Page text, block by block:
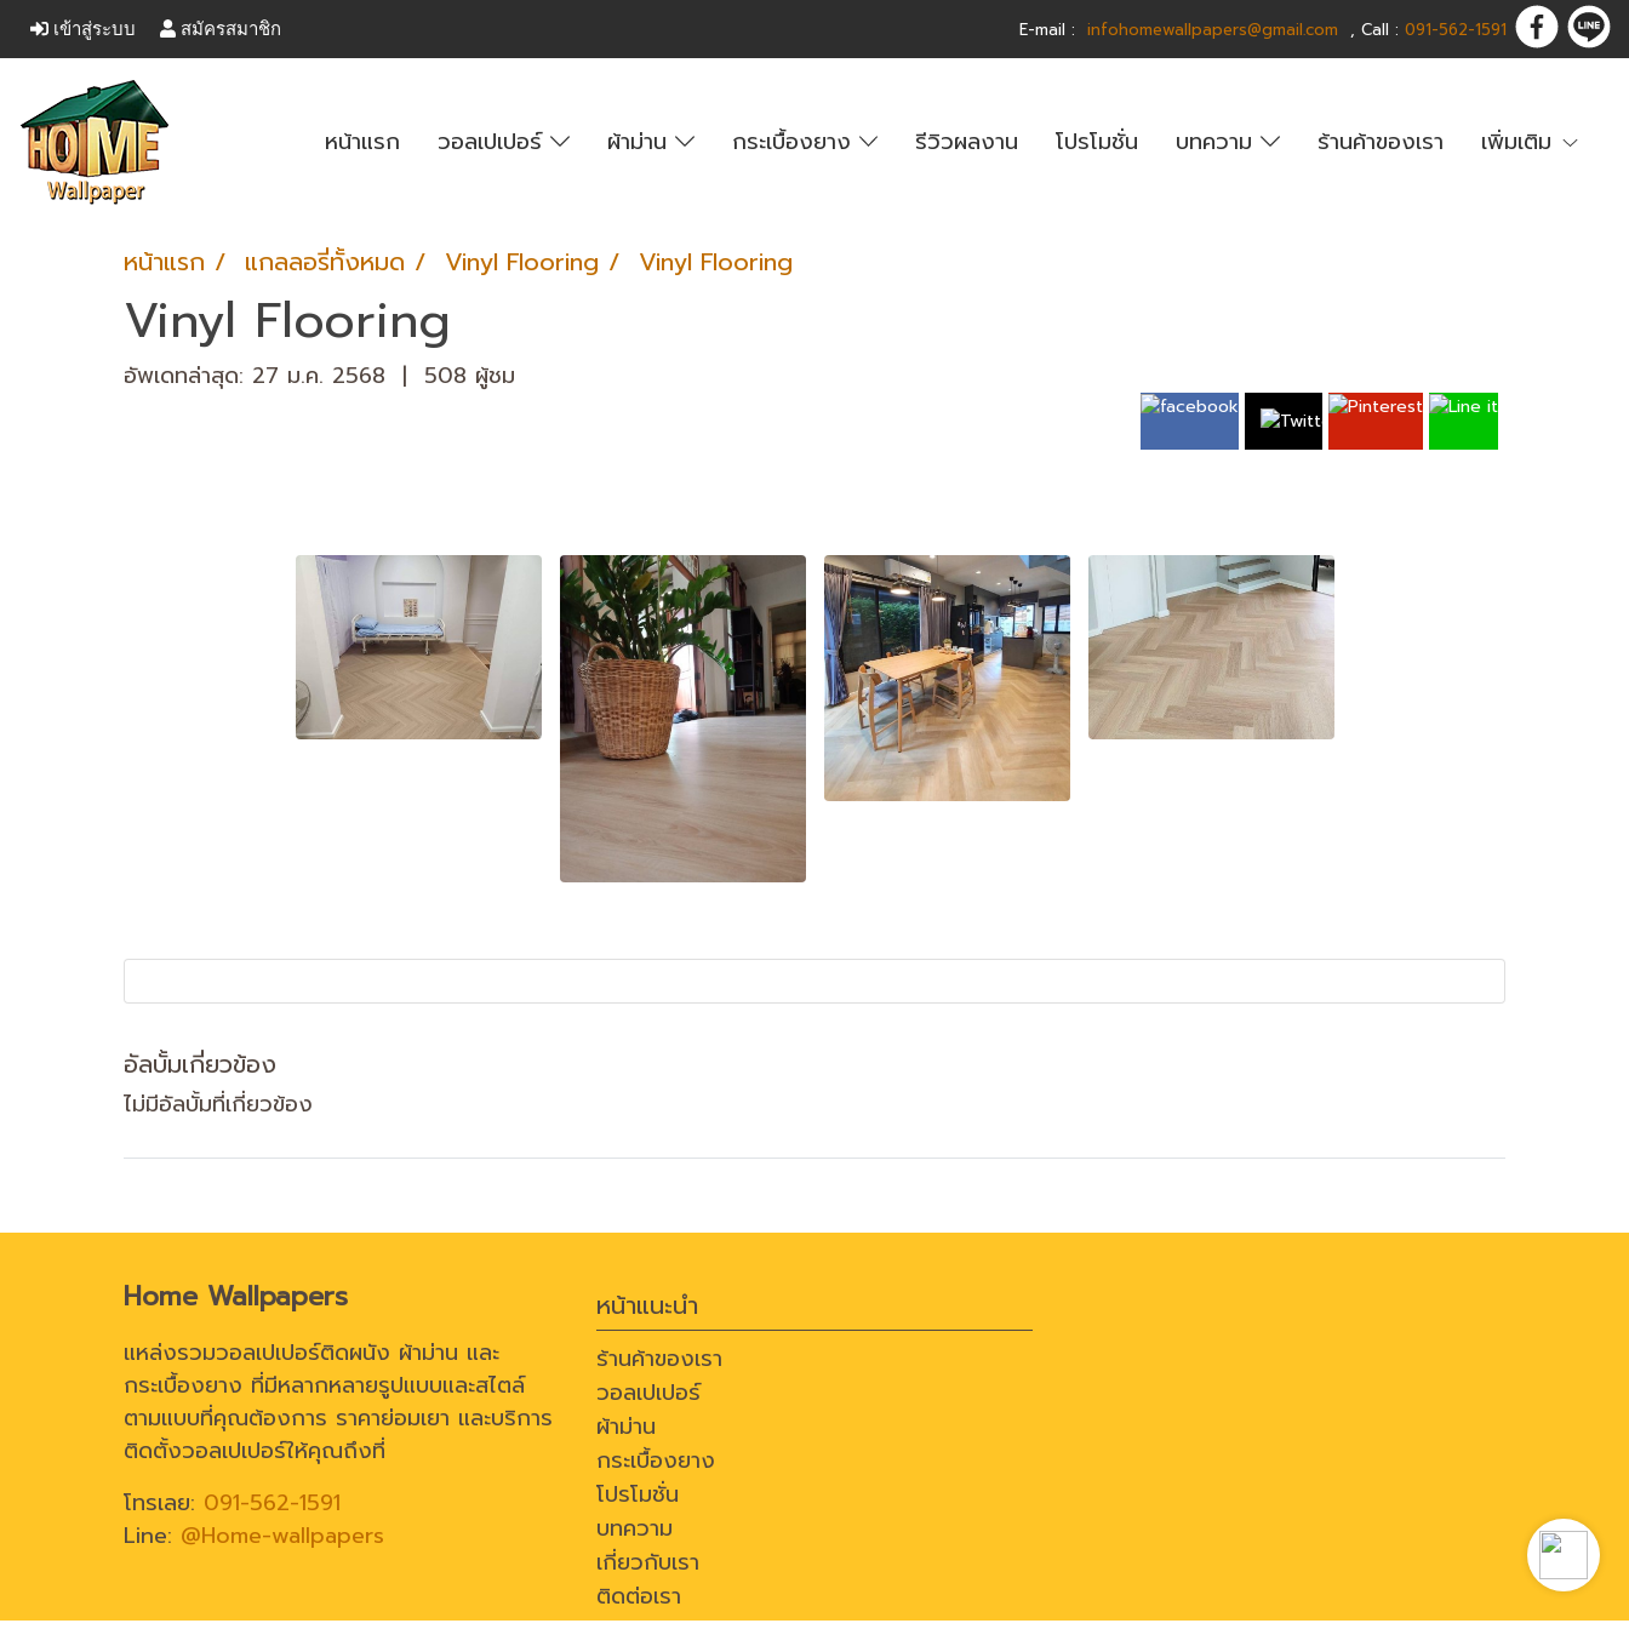
เข้าสู่ระบบ สมัครสมาชิก E-mail : infohomewallpapers@gmail.com , Call : 091-562-1591
หน้าแรก วอลเปเปอร์ ผ้าม่าน กระเบื้องยาง รีวิวผลงาน โปรโมชั่น บทความ ร้านค้าของเรา เพิ่มเติม
หน้าแรก แกลลอรี่ทั้งหมด Vinyl Flooring Vinyl Flooring
Vinyl Flooring
อัพเดทล่าสุด: 27 ม.ค. 2568 | 508 ผู้ชม
อัลบั้มเกี่ยวข้อง
ไม่มีอัลบั้มที่เกี่ยวข้อง
Home Wallpapers
แหล่งรวมวอลเปเปอร์ติดผนัง ผ้าม่าน และ
กระเบื้องยาง ที่มีหลากหลายรูปแบบและสไตล์
ตามแบบที่คุณต้องการ ราคาย่อมเยา และบริการ
ติดตั้งวอลเปเปอร์ให้คุณถึงที่
โทรเลย: 091-562-1591
Line: @Home-wallpapers
หน้าแนะนำ
ร้านค้าของเรา
วอลเปเปอร์
ผ้าม่าน
กระเบื้องยาง
โปรโมชั่น
บทความ
เกี่ยวกับเรา
ติดต่อเรา